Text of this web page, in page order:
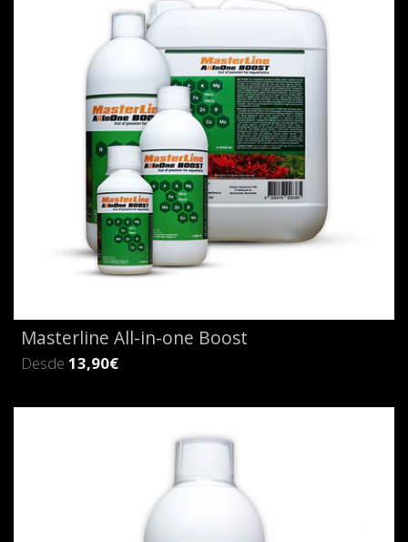
Masterline All-in-one Boost
Desde 13,90€